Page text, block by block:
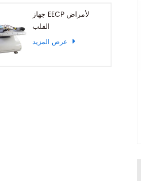
جهاز EECP لأمراض
القلب
عرض المزيد